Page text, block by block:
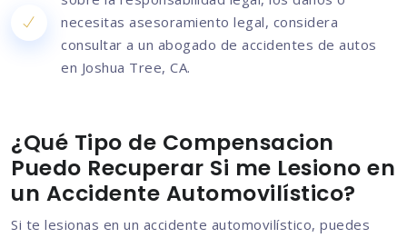
necesitas asesoramiento legal, considera
consultar a un abogado de accidentes de autos
en Joshua Tree, CA.
¿Qué Tipo de Compensacion
Puedo Recuperar Si me Lesiono en
un Accidente Automovilístico?
Si te lesionas en un accidente automovilístico, puedes